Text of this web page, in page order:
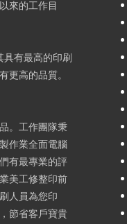
來的工作目
具有最高的印刷
更高的品質。
。工作團隊秉
作業全面電腦
有最專業的評
美工修整印前
人員為您印
節省客戶寶貴